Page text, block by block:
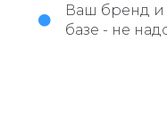
Ваш бренд и
базе - не